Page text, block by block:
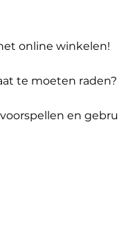
online winkelen!
te moeten raden?
en